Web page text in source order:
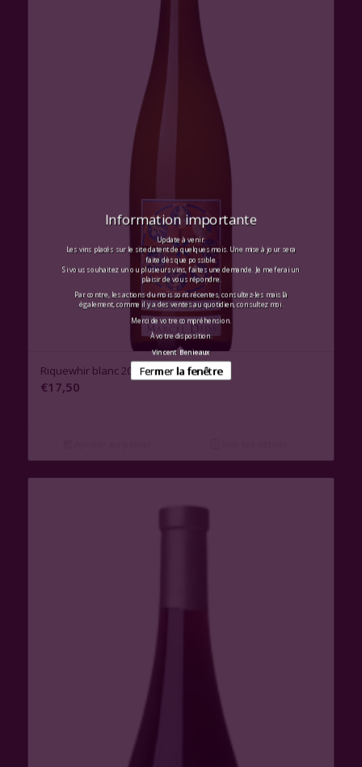
Riquewhir blanc 2019
€17,50
Information importante
Update à venir.
Les vins placés sur le site datent de quelques mois. Une mise à jour sera
faite dès que possible.
Si vous souhaitez un ou plusieurs vins, faites une demande. Je me ferai un
plaisir de vous répondre.
Par contre, les actions du mois sont récentes, consultez-les mais là
également, comme il y a des ventes au quotidien, consultez moi.
Merci de votre compréhension.
À votre disposition.
Vincent Benieaux
Fermer la fenêtre